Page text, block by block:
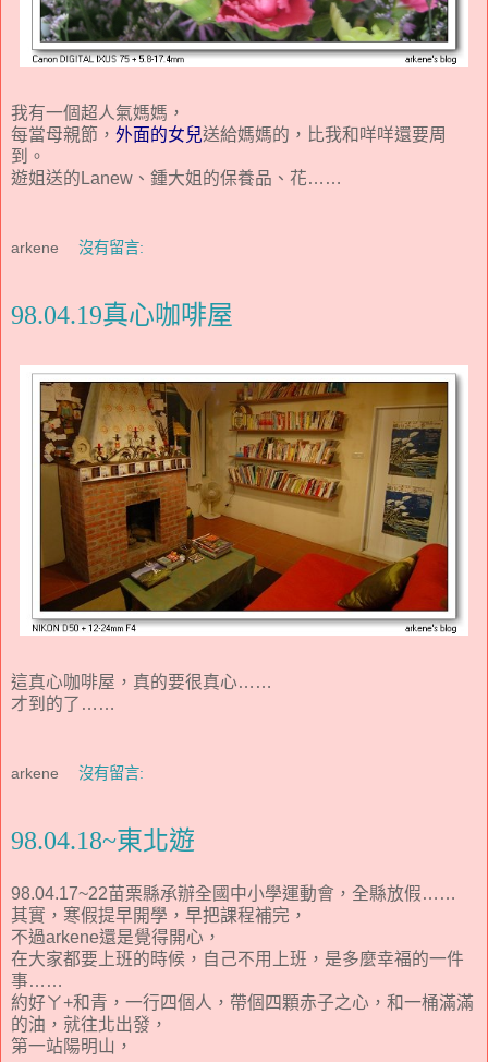
我有一個超人氣媽媽，
每當母親節， 外面的女兒送給媽媽的，比我和咩咩還要周
到。
遊姐送的Lanew、鍾大姐的保養品、花……
arkene 沒有留言:
98.04.19真心咖啡屋
這真心咖啡屋，真的要很真心……
才到的了……
arkene 沒有留言:
98.04.18~東北遊
98.04.17~22苗栗縣承辦全國中小學運動會，全縣放假……
其實，寒假提早開學，早把課程補完，
不過arkene還是覺得開心，
在大家都要上班的時候，自己不用上班，是多麼幸福的一件
事……
約好ㄚ+和青，一行四個人，帶個四顆赤子之心，和一桶滿滿
的油，就往北出發，
第一站陽明山，